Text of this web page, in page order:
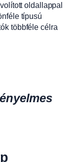
oldallappal
típusú
többféle célra